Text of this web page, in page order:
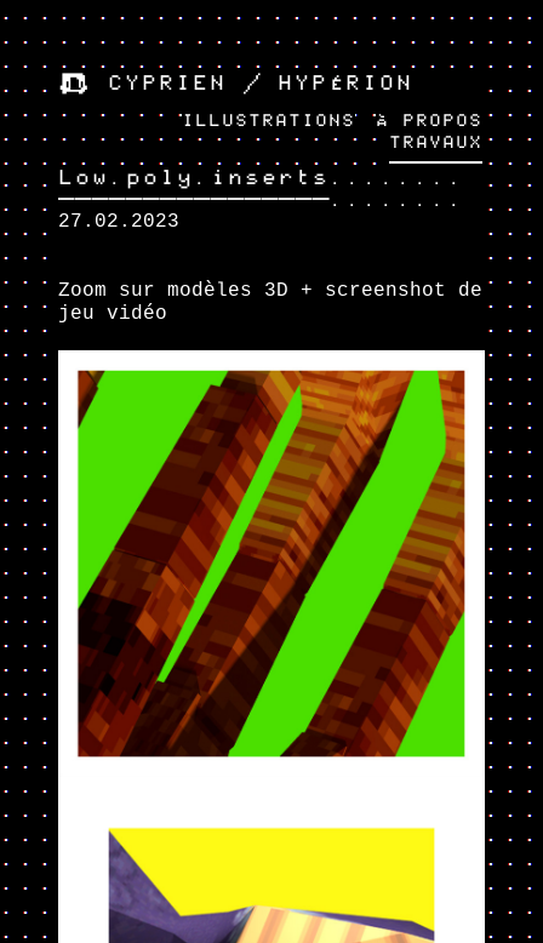
☻ CYPRIEN / HYPÉRION
À PROPOS
ILLUSTRATIONS
TRAVAUX
Low.poly.inserts........
────────────────........
27.02.2023
Zoom sur modèles 3D + screenshot de
jeu vidéo